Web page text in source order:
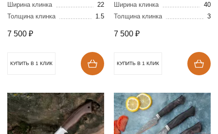
Ширина клинка
22
Толщина клинка
1.5
7 500 ₽
КУПИТЬ В 1 КЛИК
Ширина клинка
40
Толщина клинка
3
7 500 ₽
КУПИТЬ В 1 КЛИК